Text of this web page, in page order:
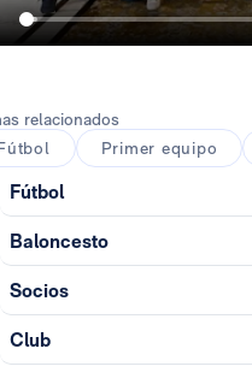
relacionados
Primer equipo
Fútbol
Baloncesto
Socios
Club